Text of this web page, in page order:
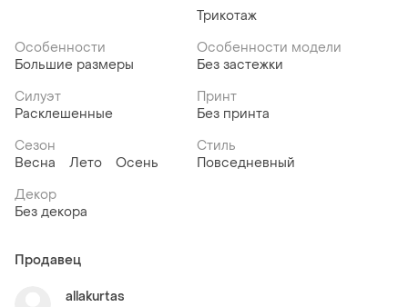
Трикотаж
Особенности
Большие размеры
Особенности модели
Без застежки
Силуэт
Расклешенные
Принт
Без принта
Сезон
Весна
Лето Осень
Стиль
Повседневный
Декор
Без декора
Продавец
allakurtas